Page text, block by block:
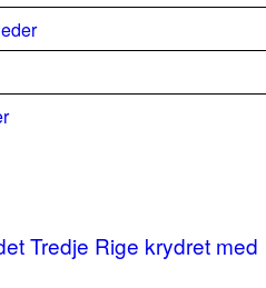
Tredje Rige krydret med